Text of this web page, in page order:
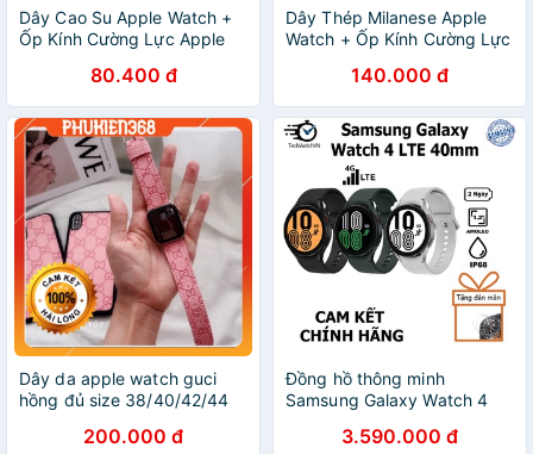
Dây Cao Su Apple Watch +
Ốp Kính Cường Lực Apple
7/6/5/SE/4/3/2/1 Size 38-
40-41-42-44-45
80.400 đ
Dây Thép Milanese Apple
Watch + Ốp Kính Cường Lực
7/6/5/SE/4/3/2/1 Size 38-
40-41-42-44-45mm
140.000 đ
Dây da apple watch guci
hồng đủ size 38/40/42/44
200.000 đ
Đồng hồ thông minh
Samsung Galaxy Watch 4
Hàng Nobox3.590.000 đ